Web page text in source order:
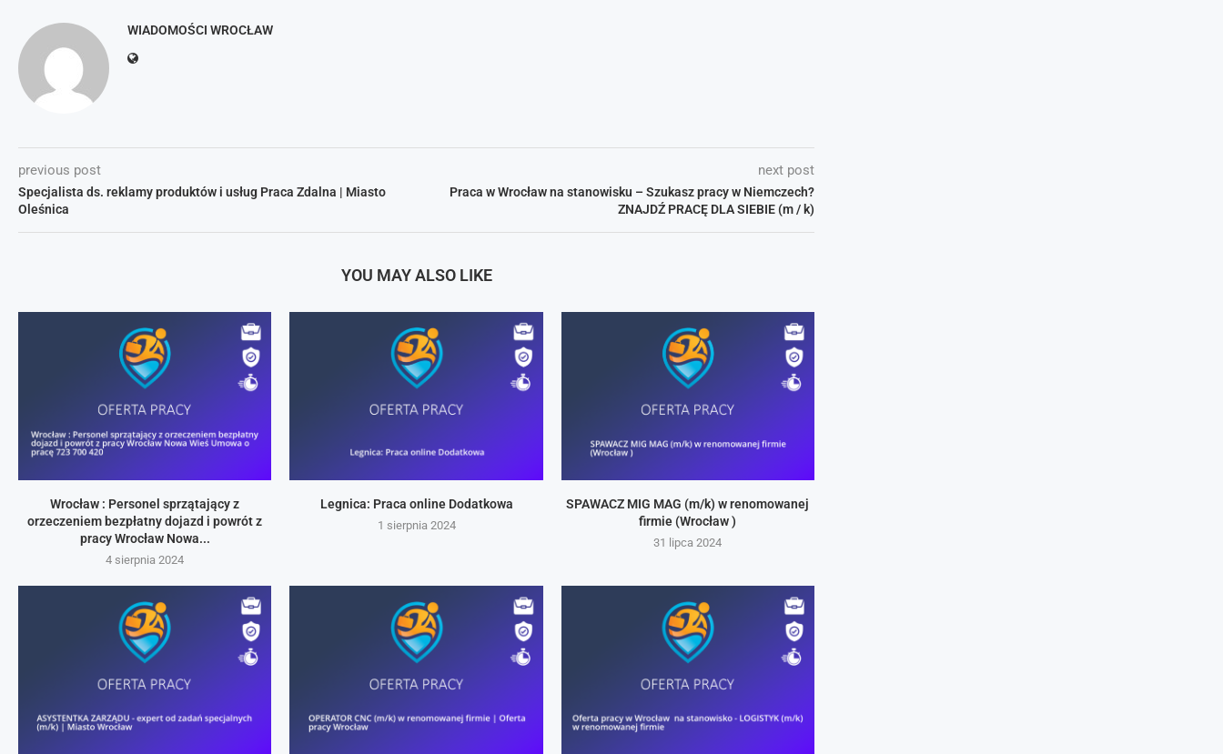
WIADOMOŚCI WROCŁAW
previous post
Specjalista ds. reklamy produktów i usług Praca Zdalna | Miasto
Oleśnica
next post
Praca w Wrocław na stanowisku – Szukasz pracy w Niemczech?
ZNAJDŹ PRACĘ DLA SIEBIE (m / k)
YOU MAY ALSO LIKE
Wrocław : Personel sprzątający z
orzeczeniem bezpłatny dojazd i powrót z
pracy Wrocław Nowa...
4 sierpnia 2024
Legnica: Praca online Dodatkowa
1 sierpnia 2024
SPAWACZ MIG MAG (m/k) w renomowanej
firmie (Wrocław )
31 lipca 2024